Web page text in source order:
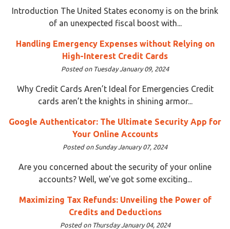
Introduction The United States economy is on the brink
of an unexpected fiscal boost with...
Handling Emergency Expenses without Relying on
High-Interest Credit Cards
Posted on Tuesday January 09, 2024
Why Credit Cards Aren’t Ideal for Emergencies Credit
cards aren’t the knights in shining armor...
Google Authenticator: The Ultimate Security App for
Your Online Accounts
Posted on Sunday January 07, 2024
Are you concerned about the security of your online
accounts? Well, we’ve got some exciting...
Maximizing Tax Refunds: Unveiling the Power of
Credits and Deductions
Posted on Thursday January 04, 2024